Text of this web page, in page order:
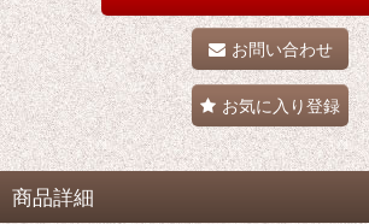
お問い合わせ
お気に入り登録
商品詳細